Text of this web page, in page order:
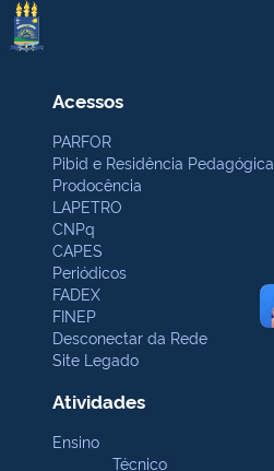
Acessos
PARFOR
Pibid e Residência Pedagógica
Prodocência
LAPETRO
CNPq
CAPES
Periódicos
FADEX
FINEP
Desconectar da Rede
Site Legado
Atividades
Ensino
Técnico